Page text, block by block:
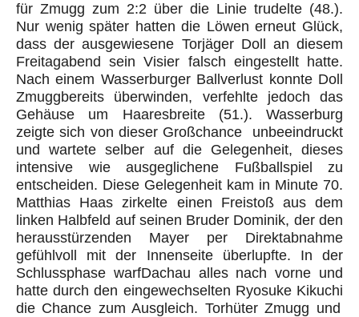
für Zmugg zum 2:2 über die Linie trudelte (48.).
Nur wenig später hatten die Löwen erneut Glück,
dass der ausgewiesene Torjäger Doll an diesem
Freitagabend sein Visier falsch eingestellt hatte.
Nach einem WasserburgerBallverlust konnte Doll
Zmuggbereits überwinden, verfehlte jedoch das
Gehäuse um Haaresbreite (51.). Wasserburg
zeigte sich von dieser Großchance unbeeindruckt
und wartete selber auf die Gelegenheit, dieses
intensive wie ausgeglichene Fußballspiel zu
entscheiden. Diese Gelegenheit kam in Minute 70.
Matthias Haas zirkelte einen Freistoß aus dem
linken Halbfeld auf seinen Bruder Dominik, der den
herausstürzenden Mayer per Direktabnahme
gefühlvoll mit der Innenseite überl upfte. In der
Schlussphase warfDachau alles nach vorne und
hatte durch den eingewechselten Ryosuke Kikuchi
die Chance zum Ausgleich. TorhüterZmugg und